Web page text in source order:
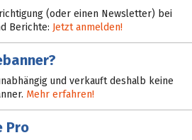
(oder einen Newsletter) bei
Berichte: Jetzt anmelden!
und verkauft deshalb keine
Mehr erfahren!
Pro